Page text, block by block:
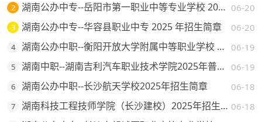
2 06-20
湖南公办中专--岳阳市第一职业中等专业学校 2025 年招生简章
3 06-20
湖南公办中专--华容县职业中专 2025 年招生简章
4 06-19
湖南公办中职--衡阳开放大学附属中等职业学校 2025 年招生简章
5 06-19
湖南中职--湖南吉利汽车职业技术学院2025年普通高校招生章程
6 06-18
湖南公办中职--长沙航天学校2025年招生简章
7 06-18
湖南科技工程技师学院（长沙建校）2025年招生简章